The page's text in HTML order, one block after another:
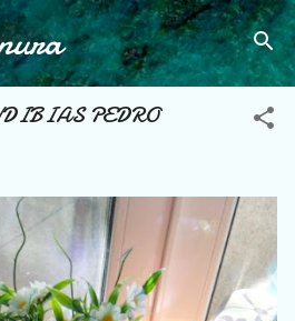
principal
PEDRO